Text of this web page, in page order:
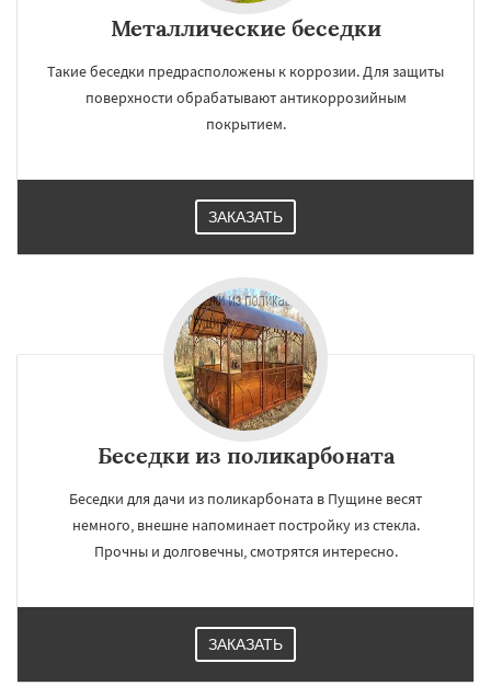
Работаем по
×
Рошаль Рузф
Серпухов Солнечногорск
Металлические беседки
Такие беседки предрасположены к коррозии. Для защиты
поверхности обрабатывают антикоррозийным
покрытием.
ЗАКАЗАТЬ
Беседки из поликарбоната
Беседки для дачи из поликарбоната в Пущине весят
немного, внешне напоминает постройку из стекла.
Прочны и долговечны, смотрятся интересно.
ЗАКАЗАТЬ
УЗНАТЬ ПОДРОБНЕЕ ×